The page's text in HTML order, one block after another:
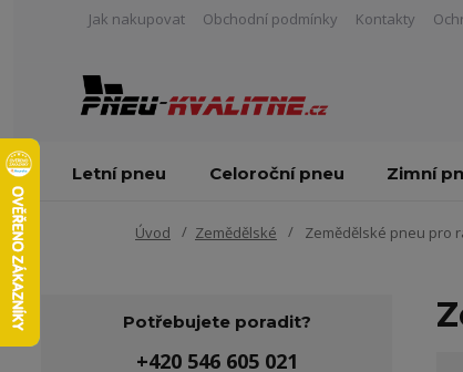
Jak nakupovat Obchodní podmínky Kontakty
Letní pneu Celoroční pneu Zimní
Úvod Zemědělské Zemědělské pneu pro
Potřebujete poradit?
+420 546 605 021